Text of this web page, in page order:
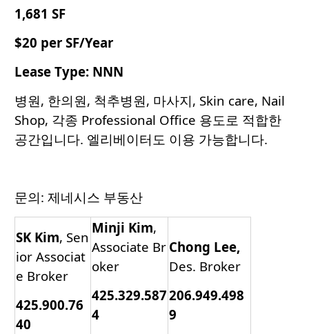
1,681 SF
$20 per SF/Year
Lease Type: NNN
병원, 한의원, 척추병원, 마사지, Skin care, Nail
Shop, 각종 Professional Office 용도로 적합한
공간입니다. 엘리베이터도 이용 가능합니다.
문의: 제네시스 부동산
SK Kim, Sen
ior Associat
e Broker
425.900.76
40
Minji Kim,
Associate Br
oker
425.329.587
4
Chong Lee,
Des. Broker
206.949.498
9